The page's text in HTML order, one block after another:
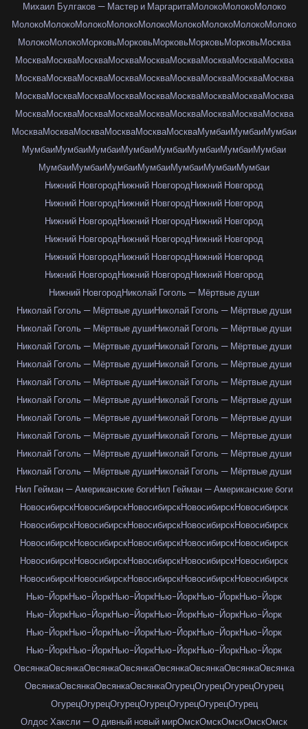
Михаил Булгаков — Мастер и МаргаритаМолокоМолокоМолоко
МолокоМолокоМолокоМолокоМолокоМолокоМолокоМолокоМолоко
МолокоМолокоМорковьМорковьМорковьМорковьМорковьМосква
МоскваМоскваМоскваМоскваМоскваМоскваМоскваМоскваМосква
МоскваМоскваМоскваМоскваМоскваМоскваМоскваМоскваМосква
МоскваМоскваМоскваМоскваМоскваМоскваМоскваМоскваМосква
МоскваМоскваМоскваМоскваМоскваМоскваМоскваМоскваМосква
МоскваМоскваМоскваМоскваМоскваМоскваМумбаиМумбаиМумбаи
МумбаиМумбаиМумбаиМумбаиМумбаиМумбаиМумбаиМумбаи
МумбаиМумбаиМумбаиМумбаиМумбаиМумбаиМумбаи
Нижний НовгородНижний НовгородНижний Новгород
Нижний НовгородНижний НовгородНижний Новгород
Нижний НовгородНижний НовгородНижний Новгород
Нижний НовгородНижний НовгородНижний Новгород
Нижний НовгородНижний НовгородНижний Новгород
Нижний НовгородНижний НовгородНижний Новгород
Нижний НовгородНиколай Гоголь — Мёртвые души
Николай Гоголь — Мёртвые душиНиколай Гоголь — Мёртвые души
Николай Гоголь — Мёртвые душиНиколай Гоголь — Мёртвые души
Николай Гоголь — Мёртвые душиНиколай Гоголь — Мёртвые души
Николай Гоголь — Мёртвые душиНиколай Гоголь — Мёртвые души
Николай Гоголь — Мёртвые душиНиколай Гоголь — Мёртвые души
Николай Гоголь — Мёртвые душиНиколай Гоголь — Мёртвые души
Николай Гоголь — Мёртвые душиНиколай Гоголь — Мёртвые души
Николай Гоголь — Мёртвые душиНиколай Гоголь — Мёртвые души
Николай Гоголь — Мёртвые душиНиколай Гоголь — Мёртвые души
Николай Гоголь — Мёртвые душиНиколай Гоголь — Мёртвые души
Нил Гейман — Американские богиНил Гейман — Американские боги
НовосибирскНовосибирскНовосибирскНовосибирскНовосибирск
НовосибирскНовосибирскНовосибирскНовосибирскНовосибирск
НовосибирскНовосибирскНовосибирскНовосибирскНовосибирск
НовосибирскНовосибирскНовосибирскНовосибирскНовосибирск
НовосибирскНовосибирскНовосибирскНовосибирскНовосибирск
Нью-ЙоркНью-ЙоркНью-ЙоркНью-ЙоркНью-ЙоркНью-Йорк
Нью-ЙоркНью-ЙоркНью-ЙоркНью-ЙоркНью-ЙоркНью-Йорк
Нью-ЙоркНью-ЙоркНью-ЙоркНью-ЙоркНью-ЙоркНью-Йорк
Нью-ЙоркНью-ЙоркНью-ЙоркНью-ЙоркНью-ЙоркНью-Йорк
ОвсянкаОвсянкаОвсянкаОвсянкаОвсянкаОвсянкаОвсянкаОвсянка
ОвсянкаОвсянкаОвсянкаОвсянкаОгурецОгурецОгурецОгурец
ОгурецОгурецОгурецОгурецОгурецОгурецОгурец
Олдос Хаксли — О дивный новый мирОмскОмскОмскОмскОмск